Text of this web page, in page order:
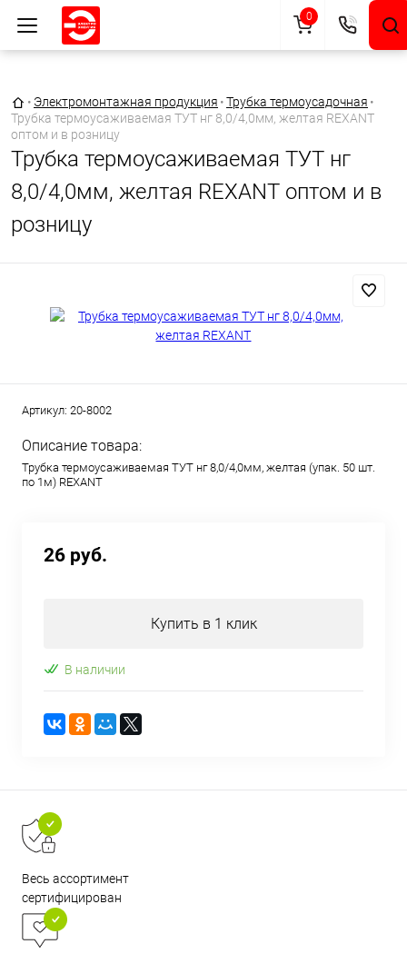
Главная страница
• Электромонтажная продукция •Трубка термоусадочная •
Трубка термоусаживаемая ТУТ нг 8,0/4,0мм, желтая REXANT
оптом и в розницу
Трубка термоусаживаемая ТУТ нг
8,0/4,0мм, желтая REXANT оптом и в
розницу
Артикул: 20-8002
Описание товара:
Трубка термоусаживаемая ТУТ нг 8,0/4,0мм, желтая (упак. 50 шт.
по 1м) REXANT
26 руб.
Купить в 1 клик
В наличии
Весь ассортимент
сертифицирован
0